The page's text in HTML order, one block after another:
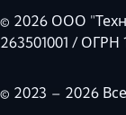
© 2026 ООО
263501001 / ОГРН
© 2023 – 2026